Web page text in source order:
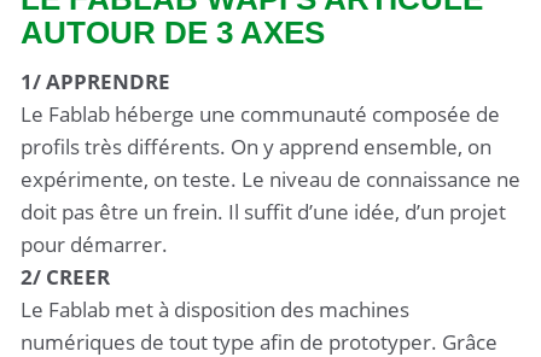
AUTOUR DE 3 AXES
1/ APPRENDRE
Le Fablab héberge une communauté composée de
profils très différents. On y apprend ensemble, on
expérimente, on teste. Le niveau de connaissance ne
doit pas être un frein. Il suffit d’une idée, d’un projet
pour démarrer.
2/ CREER
Le Fablab met à disposition des machines
numériques de tout type afin de prototyper. Grâce